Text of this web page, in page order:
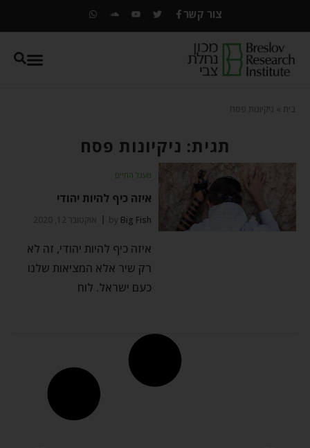
צור קשר
בית ניקיונות פסח
תגית: ניקיונות פסח
מעגל החיים
איזה כיף להיות יהודי
by Big Fish אוקטובר 12, 2020
איזה כיף להיות יהודי, זה לא
רק שיר אלא המציאות שלנו
כעם ישראל. לוח